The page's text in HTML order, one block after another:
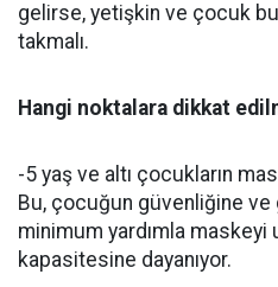
gelirse, yetişkin ve çocuk
takmalı.
Hangi noktalara dikkat
-5 yaş ve altı çocukların
Bu, çocuğun güvenliğine
minimum yardımla
kapasitesine dayanıyor.